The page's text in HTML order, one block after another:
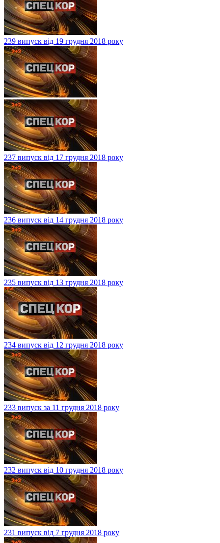
239 випуск від 19 грудня 2018 року
237 випуск від 17 грудня 2018 року
236 випуск від 14 грудня 2018 року
235 випуск від 13 грудня 2018 року
234 випуск від 12 грудня 2018 року
233 випуск за 11 грудня 2018 року
232 випуск від 10 грудня 2018 року
231 випуск від 7 грудня 2018 року